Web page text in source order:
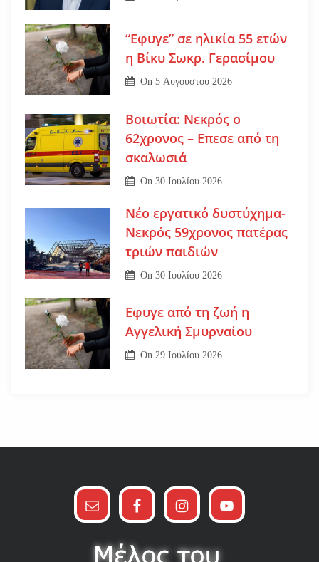
“Εφυγε” σε ηλικία 55 ετών
η Βίκυ Σωκρ. Γερασίμου
On5 Αυγούστου 2026
Βοιωτία: Νεκρός ο
62χρονος – Επεσε από τη
σκαλωσιά
On30 Ιουλίου 2026
Νέο εργατικό δυστύχημα-
Νεκρός 59χρονος πατέρας
τριών παιδιών
On30 Ιουλίου 2026
Εφυγε από τη ζωή η
Αγγελική Σμυρναίου
On29 Ιουλίου 2026